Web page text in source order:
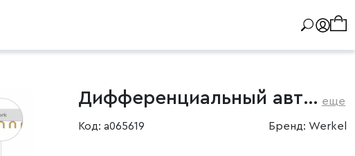
Дифференциальный автомат 1P+N 40 A 30 mA 6 kA C A еще
Код: a065619 Бренд: Werkel